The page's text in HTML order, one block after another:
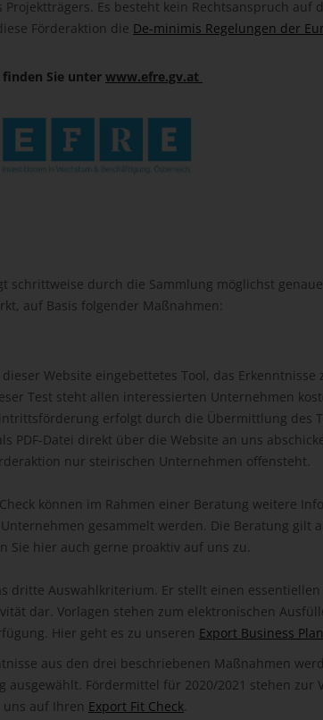
Projektträgers. Es besteht kein Rechtsanspruch auf
Förderaktion die De-minimis Regelungen der
finden Sie unter www.efre.gv.at
schrittweise durch die Sammlung möglichst
auf Basis folgender Maßnahmen:
Website eingebettetes Tool, das Erkenntnisse
Test steht allen interessierten Unternehmen
erfolgt durch die Übermittlung des
PDF-Datei direkt über die Website an uns
nur steirischen Unternehmen offensteht.
können im Rahmen einer Beratung weitere
gesammelt werden. Die Beratung gilt
Sie hier auch gerne proaktiv auf uns zu.
dritte Auswahlkriterium. Er stellt einen
dar. Vorlagen stehen zum elektronischen
Hier geht es zu unseren Export Business
aus den drei beschriebenen Maßnahmen
Fördermittel für 2020/2021 stehen zur
auf Ihren Export Fit Check.